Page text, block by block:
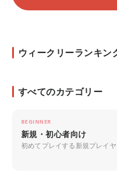
ウィークリーランキン
すべてのカテゴリー
BEGINNER
新規・初心者向け
初めてプレイする新規プレイ